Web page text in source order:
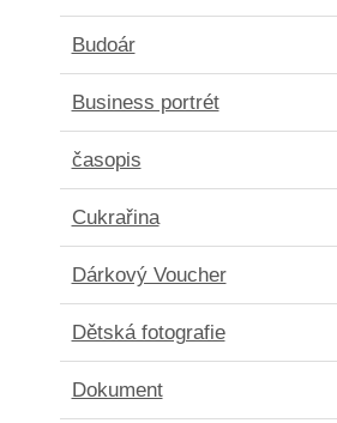
Budoár
Business portrét
časopis
Cukrařina
Dárkový Voucher
Dětská fotografie
Dokument